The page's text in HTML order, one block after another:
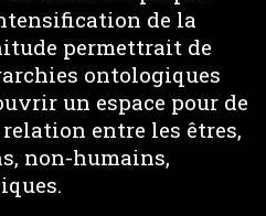
de la
permettrait de
ontologiques
un espace pour de
entre les êtres,
non-humains,